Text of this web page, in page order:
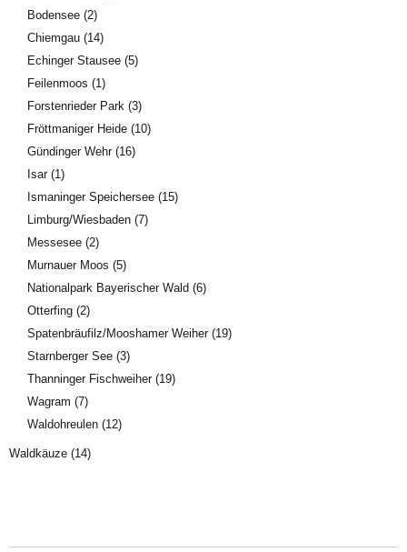
Bodensee (2)
Chiemgau (14)
Echinger Stausee (5)
Feilenmoos (1)
Forstenrieder Park (3)
Fröttmaniger Heide (10)
Gündinger Wehr(16)
Isar(1)
Ismaninger Speichersee (15)
Limburg/Wiesbaden (7)
Messesee (2)
Murnauer Moos (5)
Nationalpark Bayerischer Wald (6)
Otterfing (2)
Spatenbräufilz/Mooshamer Weiher(19)
Starnberger See (3)
Thanninger Fischweiher(19)
Wagram (7)
Waldohreulen (12)
Waldkäuze (14)